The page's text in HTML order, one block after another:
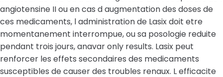
angiotensine II ou en cas d augmentation des doses de
ces medicaments, l administration de Lasix doit etre
momentanement interrompue, ou sa posologie reduite
pendant trois jours, anavar only results. Lasix peut
renforcer les effets secondaires des medicaments
susceptibles de causer des troubles renaux. L efficacite